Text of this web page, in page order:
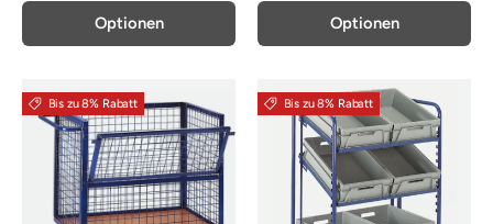
Optionen Optionen
Bis zu 8% Rabatt Bis zu 8% Rabatt